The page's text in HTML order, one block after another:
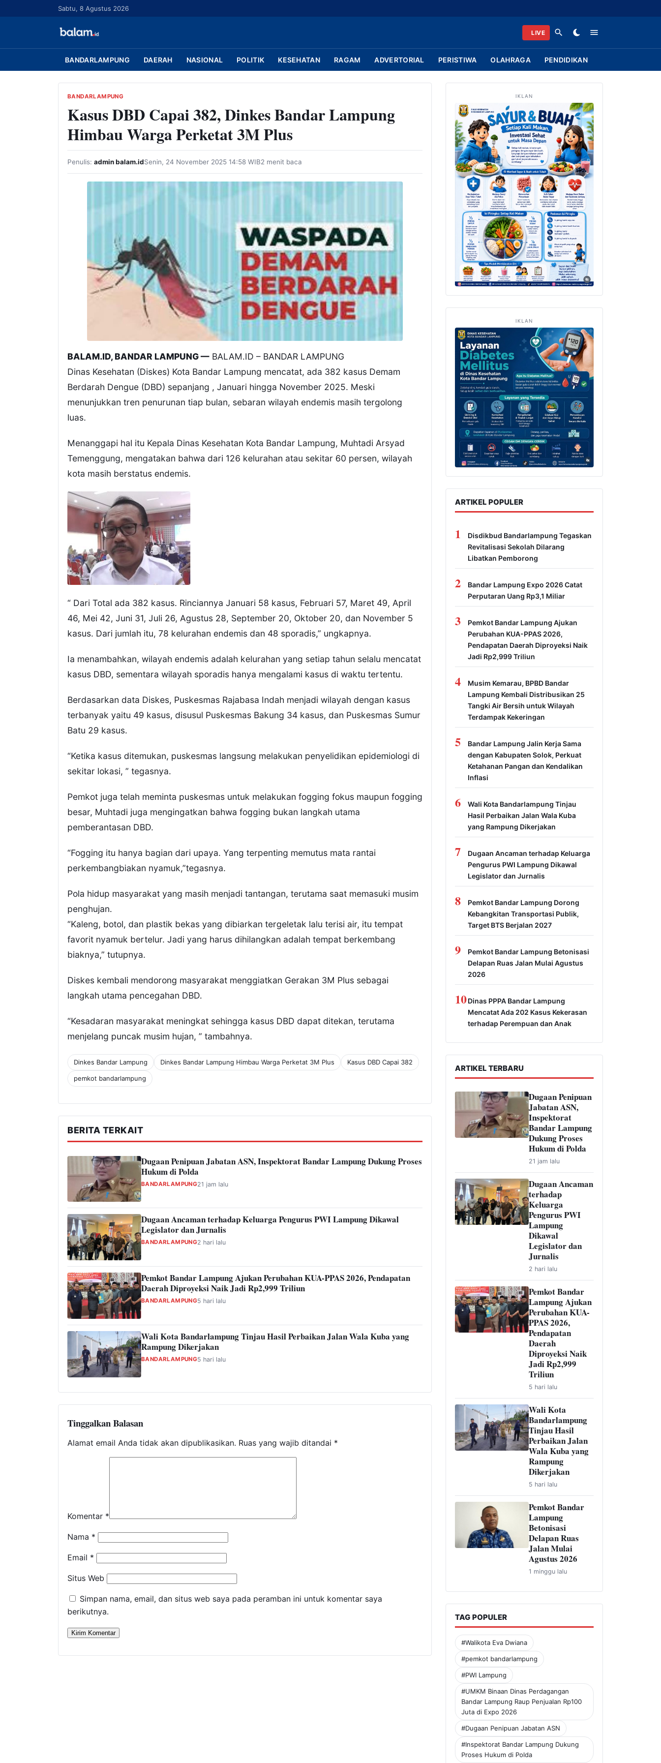
u
Sabtu, 8 Agustus 2026
LIVE
BANDARLAMPUNG DAERAH NASIONAL POLITIK KESEHATAN RAGAM ADVERTORIAL PERISTIWA OLAHRAGA PENDIDIKAN
BANDARLAMPUNG
Kasus DBD Capai 382, Dinkes Bandar Lampung
Himbau Warga Perketat 3M Plus
Penulis: admin balam.idSenin, 24 November 2025 14:58 WIB2 menit baca
BALAM.ID, BANDAR LAMPUNG — BALAM.ID – BANDAR LAMPUNG
Dinas Kesehatan (Diskes) Kota Bandar Lampung mencatat, ada 382 kasus Demam
Berdarah Dengue (DBD) sepanjang , Januari hingga November 2025. Meski
menunjukkan tren penurunan tiap bulan, sebaran wilayah endemis masih tergolong
luas.
Menanggapi hal itu Kepala Dinas Kesehatan Kota Bandar Lampung, Muhtadi Arsyad
Temenggung, mengatakan bahwa dari 126 kelurahan atau sekitar 60 persen, wilayah
kota masih berstatus endemis.
“ Dari Total ada 382 kasus. Rinciannya Januari 58 kasus, Februari 57, Maret 49, April
46, Mei 42, Juni 31, Juli 26, Agustus 28, September 20, Oktober 20, dan November 5
kasus. Dari jumlah itu, 78 kelurahan endemis dan 48 sporadis,” ungkapnya.
Ia menambahkan, wilayah endemis adalah kelurahan yang setiap tahun selalu mencatat
kasus DBD, sementara wilayah sporadis hanya mengalami kasus di waktu tertentu.
Berdasarkan data Diskes, Puskesmas Rajabasa Indah menjadi wilayah dengan kasus
terbanyak yaitu 49 kasus, disusul Puskesmas Bakung 34 kasus, dan Puskesmas Sumur
Batu 29 kasus.
“Ketika kasus ditemukan, puskesmas langsung melakukan penyelidikan epidemiologi di
sekitar lokasi, ” tegasnya.
Pemkot juga telah meminta puskesmas untuk melakukan fogging fokus maupun fogging
besar, Muhtadi juga mengingatkan bahwa fogging bukan langkah utama
pemberantasan DBD.
“Fogging itu hanya bagian dari upaya. Yang terpenting memutus mata rantai
perkembangbiakan nyamuk,”tegasnya.
Pola hidup masyarakat yang masih menjadi tantangan, terutama saat memasuki musim
penghujan.
“Kaleng, botol, dan plastik bekas yang dibiarkan tergeletak lalu terisi air, itu tempat
favorit nyamuk bertelur. Jadi yang harus dihilangkan adalah tempat berkembang
biaknya,” tutupnya.
Diskes kembali mendorong masyarakat menggiatkan Gerakan 3M Plus sebagai
langkah utama pencegahan DBD.
“Kesadaran masyarakat meningkat sehingga kasus DBD dapat ditekan, terutama
menjelang puncak musim hujan, ” tambahnya.
Dinkes Bandar Lampung Dinkes Bandar Lampung Himbau Warga Perketat 3M Plus Kasus DBD Capai 382
pemkot bandarlampung
BERITA TERKAIT
Dugaan Penipuan Jabatan ASN, Inspektorat Bandar Lampung Dukung Proses
Hukum di Polda
BANDARLAMPUNG21 jam lalu
Dugaan Ancaman terhadap Keluarga Pengurus PWI Lampung Dikawal
Legislator dan Jurnalis
BANDARLAMPUNG2 hari lalu
Pemkot Bandar Lampung Ajukan Perubahan KUA-PPAS 2026, Pendapatan
Daerah Diproyeksi Naik Jadi Rp2,999 Triliun
BANDARLAMPUNG5 hari lalu
Wali Kota Bandarlampung Tinjau Hasil Perbaikan Jalan Wala Kuba yang
Rampung Dikerjakan
BANDARLAMPUNG5 hari lalu
Tinggalkan Balasan
Alamat email Anda tidak akan dipublikasikan. Ruas yang wajib ditandai *
Komentar *
Nama *
Email *
Situs Web
Simpan nama, email, dan situs web saya pada peramban ini untuk komentar saya
berikutnya.
IKLAN
IKLAN
ARTIKEL POPULER
1
Disdikbud Bandarlampung Tegaskan
Revitalisasi Sekolah Dilarang
Libatkan Pemborong
2
Bandar Lampung Expo 2026 Catat
Perputaran Uang Rp3,1 Miliar
3
Pemkot Bandar Lampung Ajukan
Perubahan KUA-PPAS 2026,
Pendapatan Daerah Diproyeksi Naik
Jadi Rp2,999 Triliun
4
Musim Kemarau, BPBD Bandar
Lampung Kembali Distribusikan 25
Tangki Air Bersih untuk Wilayah
Terdampak Kekeringan
5
Bandar Lampung Jalin Kerja Sama
dengan Kabupaten Solok, Perkuat
Ketahanan Pangan dan Kendalikan
Inflasi
6
Wali Kota Bandarlampung Tinjau
Hasil Perbaikan Jalan Wala Kuba
yang Rampung Dikerjakan
7
Dugaan Ancaman terhadap Keluarga
Pengurus PWI Lampung Dikawal
Legislator dan Jurnalis
8
Pemkot Bandar Lampung Dorong
Kebangkitan Transportasi Publik,
Target BTS Berjalan 2027
9
Pemkot Bandar Lampung Betonisasi
Delapan Ruas Jalan Mulai Agustus
2026
10Dinas PPPA Bandar Lampung
Mencatat Ada 202 Kasus Kekerasan
terhadap Perempuan dan Anak
ARTIKEL TERBARU
Dugaan Penipuan
Jabatan ASN,
Inspektorat
Bandar Lampung
Dukung Proses
Hukum di Polda
21 jam lalu
Dugaan Ancaman
terhadap
Keluarga
Pengurus PWI
Lampung
Dikawal
Legislator dan
Jurnalis
2 hari lalu
Pemkot Bandar
Lampung Ajukan
Perubahan KUA-
PPAS 2026,
Pendapatan
Daerah
Diproyeksi Naik
Jadi Rp2,999
Triliun
5 hari lalu
Wali Kota
Bandarlampung
Tinjau Hasil
Perbaikan Jalan
Wala Kuba yang
Rampung
Dikerjakan
5 hari lalu
Pemkot Bandar
Lampung
Betonisasi
Delapan Ruas
Jalan Mulai
Agustus 2026
1 minggu lalu
TAG POPULER
#Walikota Eva Dwiana
#pemkot bandarlampung
#PWI Lampung
#UMKM Binaan Dinas Perdagangan
Bandar Lampung Raup Penjualan Rp100
Juta di Expo 2026
#Dugaan Penipuan Jabatan ASN
#Inspektorat Bandar Lampung Dukung
Proses Hukum di Polda